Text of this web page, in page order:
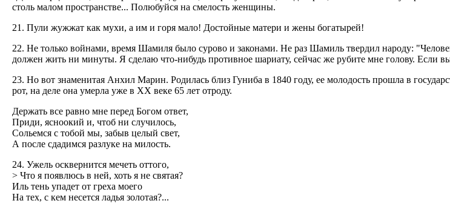
столь малом пространстве... Полюбуйся на смелость женщины.
21. Пули жужжат как мухи, а им и горя мало! Достойные матери и жены богатырей!
22. Не только войнами, время Шамиля было сурово и законами. Не раз Шамиль твердил народу:
должен жить ни минуты. Я сделаю что-нибудь противное шариату, сейчас же рубите мне голову. Если
23. Но вот знаменитая Анхил Марин. Родилась близ Гуниба в 1840 году, ее молодость прошла в
рот, на деле она умерла уже в ХХ веке 65 лет отроду.
Держать все равно мне перед Богом ответ,
Приди, ясноокий и, чтоб ни случилось,
Сольемся с тобой мы, забыв целый свет,
А после сдадимся разлуке на милость.
24. Ужель осквернится мечеть оттого,
> Что я появлюсь в ней, хоть я не святая?
Иль тень упадет от греха моего
На тех, с кем несется ладья золотая?...